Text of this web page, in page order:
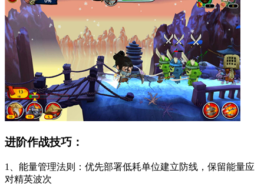
进阶作战技巧：
1、能量管理法则：优先部署低耗单位建立防线，保留能量应
对精英波次